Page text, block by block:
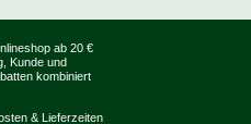
ab 20 €
Kunde und
kombiniert
& Lieferzeiten